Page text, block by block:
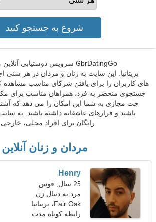
بریتانیا. این سایت به زنان و مردان در هر
های کاربران را برای یافتن شرکای مناسب مشاهده
جستجوی منحصر به فرد، همراهان مناسب برای
چت مجازی به شما این امکان را می دهد که
رایگان برای افراد محلی،
مردان و زنان آنلاین
Henry
25 سال, قوس
مرد به دنبال زن
Fair Oak، بریتانیا
رابطه کوتاه مدت